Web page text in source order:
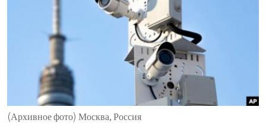
DEMOCRACY AND GOVERNANCE
ECONOMY AND TRADE
ENVIRONMENT AND HEALTH
IDEALS AND INSTITUTIONS
(Архивное фото) Москва, Россия